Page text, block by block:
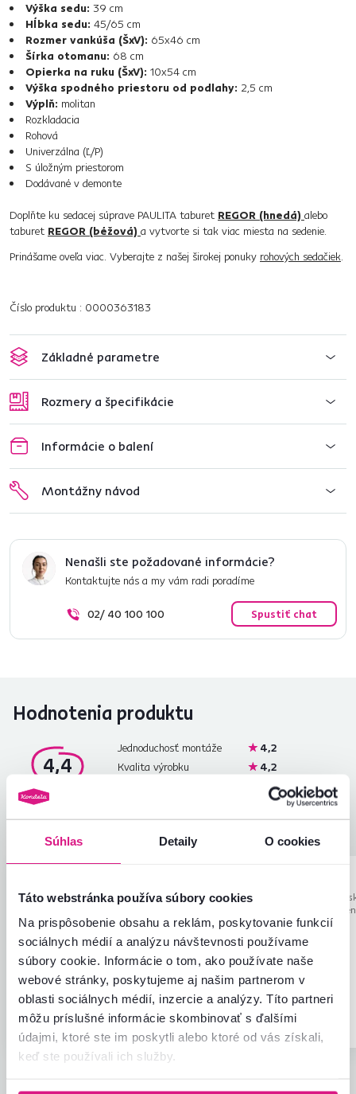
Súhlas Detaily O cookies
Táto webstránka používa súbory cookies
Na prispôsobenie obsahu a reklám, poskytovanie funkcií
sociálnych médií a analýzu návštevnosti používame
súbory cookie. Informácie o tom, ako používate naše
webové stránky, poskytujeme aj našim partnerom v
oblasti sociálnych médií, inzercie a analýzy. Títo partneri
môžu príslušné informácie skombinovať s ďalšími
údajmi, ktoré ste im poskytli alebo ktoré od vás získali,
keď ste používali ich služby.
Výška sedu: 39 cm
Hĺbka sedu: 45/65 cm
Rozmer vankúša (ŠxV): 65x46 cm
Šírka otomanu: 68 cm
Opierka na ruku (ŠxV): 10x54 cm
Výška spodného priestoru od podlahy: 2,5 cm
Výplň: molitan
Rozkladacia
Rohová
Univerzálna (Ľ/P)
S úložným priestorom
Dodávané v demonte
Doplňte ku sedacej súprave PAULITA taburet REGOR (hnedá) alebo
taburet REGOR (béžová) a vytvorte si tak viac miesta na sedenie.
Prinášame oveľa viac. Vyberajte z našej širokej ponuky rohových sedačiek.
Číslo produktu : 0000363183
Základné parametre
Rozmery a špecifikácie
Informácie o balení
Montážny návod
Nenašli ste požadované informácie?
Kontaktujte nás a my vám radi poradíme
02/ 40 100 100 Spustiť chat
Hodnotenia produktu
4,4
67recenzií
Jednoduchosť montáže
4,2
Kvalita výrobku
4,2
4,4
4,7
Pomer hodnoty a ceny
4,5
19.9.2023, Stropkov,
Ok
nákup
Užitočné
(4x)
17.8.2023,
Bystrica,
Spokojní 🥰🥰🥰🥰
Overený
nákup
Všetky recenzie